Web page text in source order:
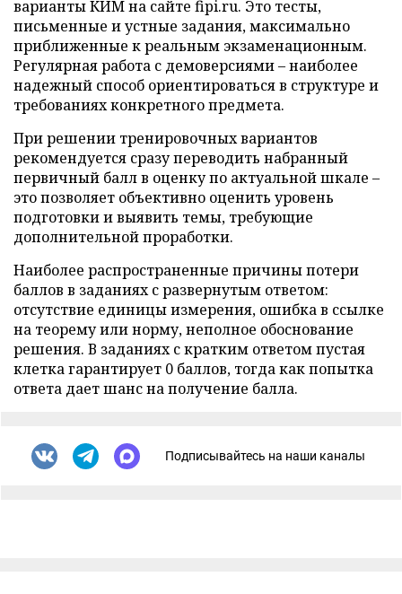
варианты КИМ на сайте fipi.ru. Это тесты,
письменные и устные задания, максимально
приближенные к реальным экзаменационным.
Регулярная работа с демоверсиями – наиболее
надежный способ ориентироваться в структуре и
требованиях конкретного предмета.
При решении тренировочных вариантов
рекомендуется сразу переводить набранный
первичный балл в оценку по актуальной шкале –
это позволяет объективно оценить уровень
подготовки и выявить темы, требующие
дополнительной проработки.
Наиболее распространенные причины потери
баллов в заданиях с развернутым ответом:
отсутствие единицы измерения, ошибка в ссылке
на теорему или норму, неполное обоснование
решения. В заданиях с кратким ответом пустая
клетка гарантирует 0 баллов, тогда как попытка
ответа дает шанс на получение балла.
Подписывайтесь на наши каналы